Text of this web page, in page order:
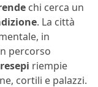
chi cerca un
. La città
in
percorso
riempie
cortili e palazzi.